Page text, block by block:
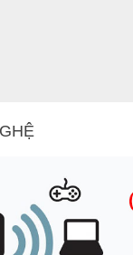
cho công việc cũng
dễ dàng hơn, từ đó